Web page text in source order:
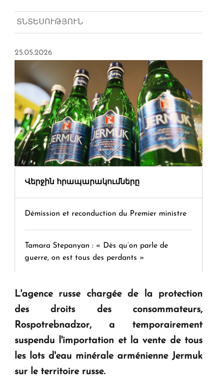
ՏՆՏԵՍՈՒԹՅՈՒՆ
25.05.2026
Վերջին հրապարակումները
Démission et reconduction du Premier ministre
Tamara Stepanyan : « Dès qu’on parle de
guerre, on est tous des perdants »
" Tant qu'il n'existe pas d'alternative concrète, la
KASA : 30 ans d'audace, de résilience et d'avenir
en Arménie
L'agence russe chargée de la protection
des droits des consommateurs,
Rospotrebnadzor, a temporairement
suspendu l'importation et la vente de tous
les lots d'eau minérale arménienne Jermuk
sur le territoire russe.